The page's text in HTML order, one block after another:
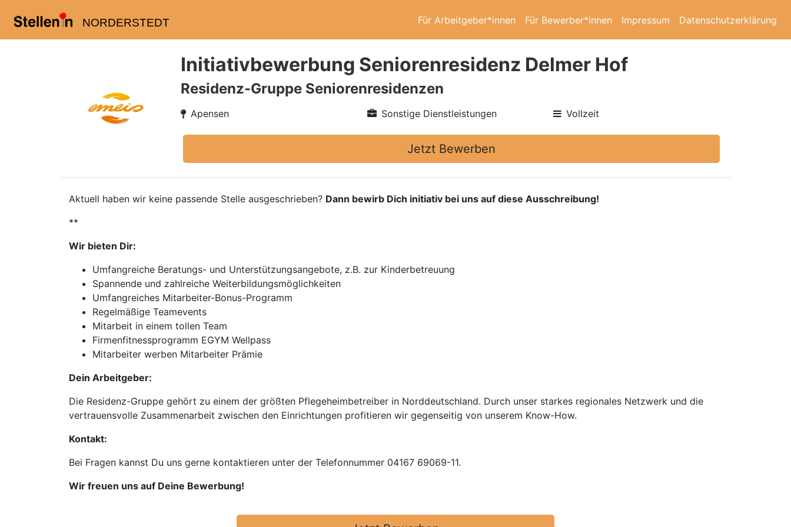
NORDERSTEDT Für Arbeitgeber*innen Für Bewerber*innen Impressum Datenschutzerklärung
Initiativbewerbung Seniorenresidenz Delmer Hof
Residenz-Gruppe Seniorenresidenzen
Apensen Sonstige Dienstleistungen Vollzeit
Jetzt Bewerben
Aktuell haben wir keine passende Stelle ausgeschrieben? Dann bewirb Dich initiativ bei uns auf diese Ausschreibung!
**
Wir bieten Dir:
Umfangreiche Beratungs- und Unterstützungsangebote, z.B. zur Kinderbetreuung
Spannende und zahlreiche Weiterbildungsmöglichkeiten
Umfangreiches Mitarbeiter-Bonus-Programm
Regelmäßige Teamevents
Mitarbeit in einem tollen Team
Firmenfitnessprogramm EGYM Wellpass
Mitarbeiter werben Mitarbeiter Prämie
Dein Arbeitgeber:
Die Residenz-Gruppe gehört zu einem der größten Pflegeheimbetreiber in Norddeutschland. Durch unser starkes regionales Netzwerk und die
vertrauensvolle Zusammenarbeit zwischen den Einrichtungen profitieren wir gegenseitig von unserem Know-How.
Kontakt:
Bei Fragen kannst Du uns gerne kontaktieren unter der Telefonnummer 04167 69069-11.
Wir freuen uns auf Deine Bewerbung!